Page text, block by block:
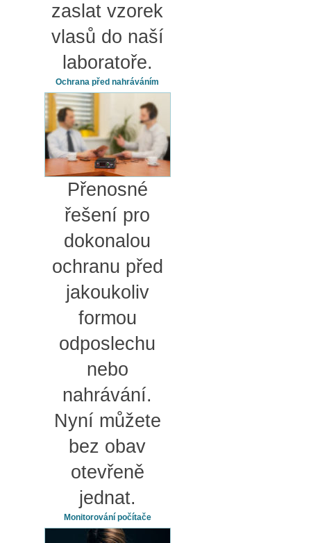
zaslat vzorek
vlasů do naší
laboratoře.
Ochrana před nahráváním
Přenosné
řešení pro
dokonalou
ochranu před
jakoukoliv
formou
odposlechu
nebo
nahrávání.
Nyní můžete
bez obav
otevřeně
jednat.
Monitorování počítače